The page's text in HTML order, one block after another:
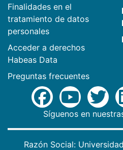
Finalidades en el
tratamiento de datos
personales
Acceder a derechos
Habeas Data
Preguntas frecuentes
Síguenos en
Razón Social: